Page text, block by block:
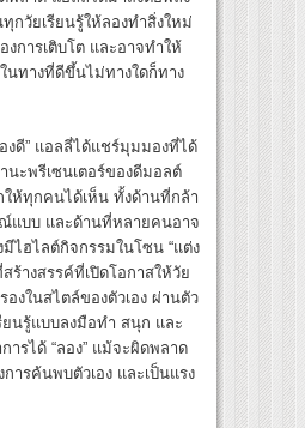
กวัยเรียนรู้ให้ลองทำสิ่งใหม่
การเติบโต และอาจทำให้
นทางที่ดีขึ้นไม่ทางใดก็ทาง
งดี” แอลลี่ได้แชร์มุมมองที่ได้
นะพรีเซนเตอร์ของดีมอลต์
ห้ทุกคนได้เห็น ทั้งด้านที่กล้า
แบบ และด้านที่หลายคนอาจ
ไฮไลต์กิจกรรมในโซน “แต่ง
ร้างสรรค์ที่เปิดโอกาสให้วัย
งในสไตล์ของตัวเอง ผ่านตัว
ยนรู้แบบลงมือทำ สนุก และ
ารได้ “ลอง” แม้จะผิดพลาด
การค้นพบตัวเอง และเป็นแรง